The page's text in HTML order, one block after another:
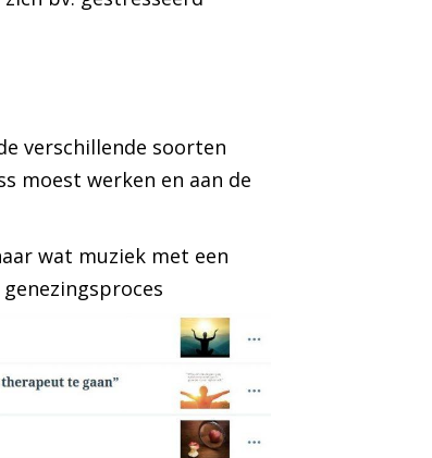
verschillende soorten
moest werken en aan de
wat muziek met een
s